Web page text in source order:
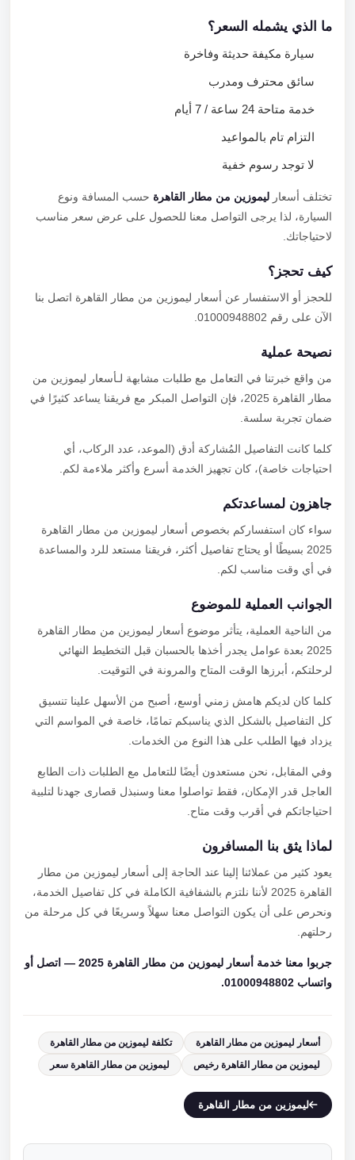
ما الذي يشمله السعر؟
سيارة مكيفة حديثة وفاخرة
سائق محترف ومدرب
خدمة متاحة 24 ساعة / 7 أيام
التزام تام بالمواعيد
لا توجد رسوم خفية
تختلف أسعارليموزين من مطار القاهرةحسب المسافة ونوع
السيارة، لذا يرجى التواصل معنا للحصول على عرض سعر مناسب
لاحتياجاتك.
كيف تحجز؟
للحجز أو الاستفسار عن أسعار ليموزين من مطار القاهرة اتصل بنا
الآن على رقم 01000948802.
نصيحة عملية
من واقع خبرتنا في التعامل مع طلبات مشابهة لـأسعار ليموزين من
مطار القاهرة 2025، فإن التواصل المبكر مع فريقنا يساعد كثيرًا في
ضمان تجربة سلسة.
كلما كانت التفاصيل المُشاركة أدق (الموعد، عدد الركاب، أي
احتياجات خاصة)، كان تجهيز الخدمة أسرع وأكثر ملاءمة لكم.
جاهزون لمساعدتكم
سواء كان استفساركم بخصوص أسعار ليموزين من مطار القاهرة
2025 بسيطًا أو يحتاج تفاصيل أكثر، فريقنا مستعد للرد والمساعدة
في أي وقت مناسب لكم.
الجوانب العملية للموضوع
من الناحية العملية، يتأثر موضوع أسعار ليموزين من مطار القاهرة
2025 بعدة عوامل يجدر أخذها بالحسبان قبل التخطيط النهائي
لرحلتكم، أبرزها الوقت المتاح والمرونة في التوقيت.
كلما كان لديكم هامش زمني أوسع، أصبح من الأسهل علينا تنسيق
كل التفاصيل بالشكل الذي يناسبكم تمامًا، خاصة في المواسم التي
يزداد فيها الطلب على هذا النوع من الخدمات.
وفي المقابل، نحن مستعدون أيضًا للتعامل مع الطلبات ذات الطابع
العاجل قدر الإمكان، فقط تواصلوا معنا وسنبذل قصارى جهدنا لتلبية
احتياجاتكم في أقرب وقت متاح.
لماذا يثق بنا المسافرون
يعود كثير من عملائنا إلينا عند الحاجة إلى أسعار ليموزين من مطار
القاهرة 2025 لأننا نلتزم بالشفافية الكاملة في كل تفاصيل الخدمة،
ونحرص على أن يكون التواصل معنا سهلاً وسريعًا في كل مرحلة من
رحلتهم.
جربوا معنا خدمة أسعار ليموزين من مطار القاهرة 2025 — اتصل أو
واتساب 01000948802.
أسعار ليموزين من مطار القاهرة
تكلفة ليموزين من مطار القاهرة
ليموزين من مطار القاهرة رخيص
ليموزين من مطار القاهرة سعر
ليموزين من مطار القاهرة